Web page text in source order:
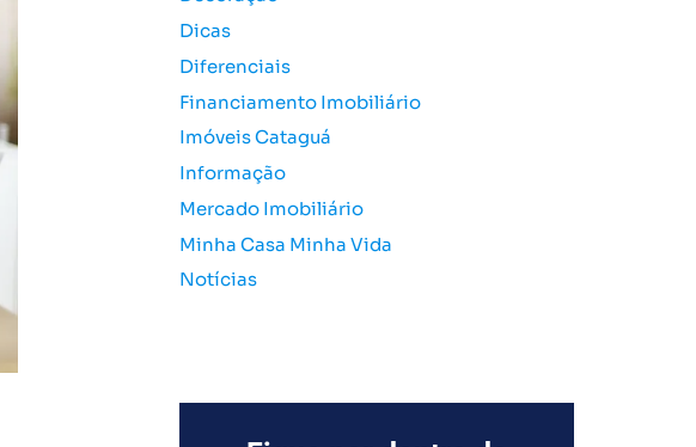
o
r
Dicas
Diferenciais
Financiamento Imobiliário
Imóveis Cataguá
Informação
Mercado Imobiliário
Minha Casa Minha Vida
Notícias